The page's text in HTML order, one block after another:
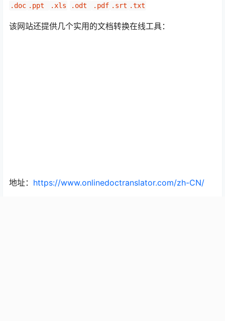
.doc .ppt .xls .odt .pdf .srt .txt
该网站还提供几个实用的文档转换在线工具：
地址： https://www.onlinedoctranslator.com/zh-CN/